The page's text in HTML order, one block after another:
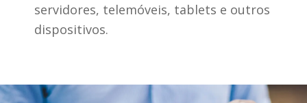
servidores, telemóveis, tablets e outros
dispositivos.